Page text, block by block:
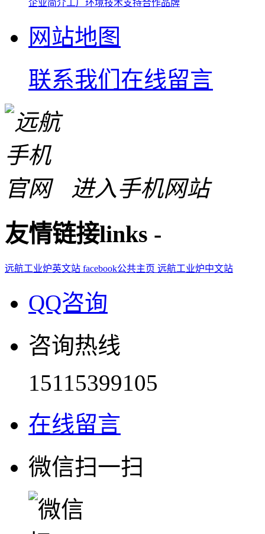
企业简介工厂环境技术支持合作品牌
网站地图
联系我们 在线留言
进入手机网站
友情链接links -
远航工业炉英文站 facebook公共主页 远航工业炉中文站
QQ咨询
咨询热线
15115399105
在线留言
微信扫一扫